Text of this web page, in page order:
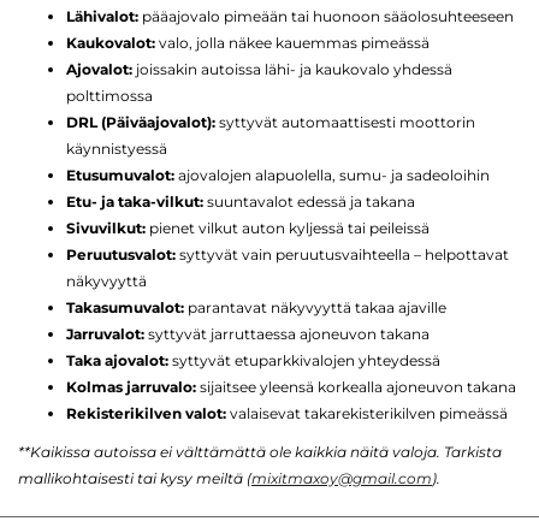
Lähivalot: pääajovalo pimeään tai huonoon sääolosuhteeseen
Kaukovalot: valo, jolla näkee kauemmas pimeässä
Ajovalot: joissakin autoissa lähi- ja kaukovalo yhdessä
polttimossa
DRL (Päiväajovalot): syttyvät automaattisesti moottorin
käynnistyessä
Etusumuvalot: ajovalojen alapuolella, sumu- ja sadeoloihin
Etu- ja taka-vilkut: suuntavalot edessä ja takana
Sivuvilkut: pienet vilkut auton kyljessä tai peileissä
Peruutusvalot: syttyvät vain peruutusvaihteella – helpottavat
näkyvyyttä
Takasumuvalot: parantavat näkyvyyttä takaa ajaville
Jarruvalot: syttyvät jarruttaessa ajoneuvon takana
Taka ajovalot: syttyvät etuparkkivalojen yhteydessä
Kolmas jarruvalo: sijaitsee yleensä korkealla ajoneuvon takana
Rekisterikilven valot: valaisevat takarekisterikilven pimeässä
**Kaikissa autoissa ei välttämättä ole kaikkia näitä valoja. Tarkista
mallikohtaisesti tai kysy meiltä (mixitmaxoy@gmail.com ).